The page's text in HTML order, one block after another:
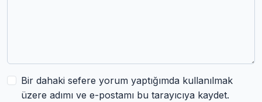
Bir dahaki sefere yorum yaptığımda kullanılmak
üzere adımı ve e-postamı bu tarayıcıya kaydet.